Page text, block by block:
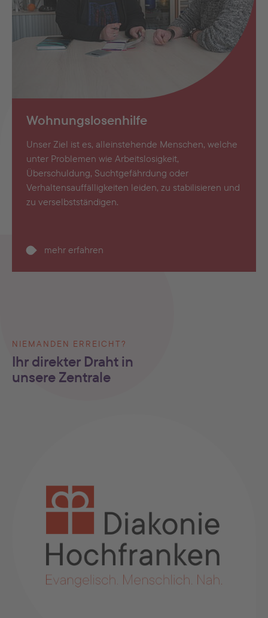
Wohnungslosenhilfe
Unser Ziel ist es, alleinstehende Menschen, welche
unter Problemen wie Arbeitslosigkeit,
Überschuldung, Suchtgefährdung oder
Verhaltensauffälligkeiten leiden, zu stabilisieren und
zu verselbstständigen.
mehr erfahren
NIEMANDEN ERREICHT?
Ihr direkter Draht in
unsere Zentrale